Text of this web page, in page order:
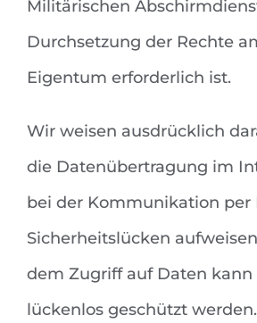
Militärischen
Durchsetzung der Rechte
Eigentum erforderlich ist.
Wir weisen ausdrücklich
die Datenübertragung im
bei der Kommunikation per
Sicherheitslücken
dem Zugriff auf Daten
lückenlos geschützt werden.